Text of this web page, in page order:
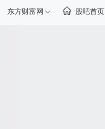
东方财富网 股吧首页